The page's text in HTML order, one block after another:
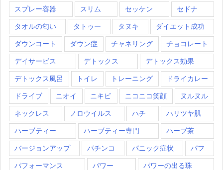
スプレー容器 スリム セッケン セドナ
タオルの匂い タトゥー タヌキ ダイエット成功
ダウンコート ダウン症 チャネリング チョコレート
デイサービス デトックス デトックス効果
デトックス風呂 トイレ トレーニング ドライカレー
ドライブ ニオイ ニキビ ニコニコ笑顔 ヌルヌル
ネックレス ノロウイルス ハチ ハリツヤ肌
ハーブティー ハーブティー専門 ハーブ茶
バージョンアップ パチンコ パニック症状 パフ
パフォーマンス パワー パワーの出る珠